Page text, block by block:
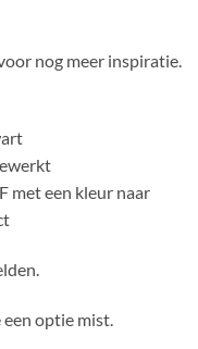
nog meer inspiratie.
met een kleur naar
een optie mist.